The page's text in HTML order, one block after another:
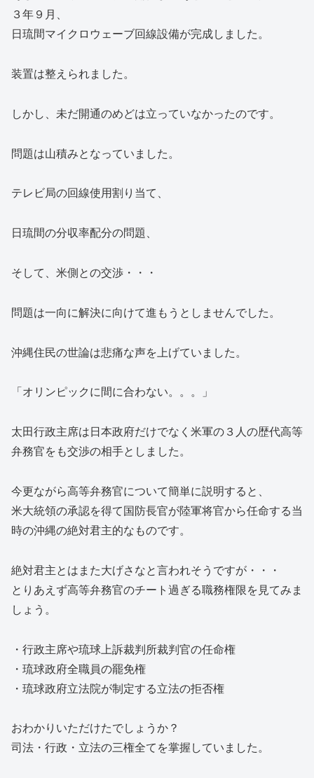
３年９月、
日琉間マイクロウェーブ回線設備が完成しました。
装置は整えられました。
しかし、未だ開通のめどは立っていなかったのです。
問題は山積みとなっていました。
テレビ局の回線使用割り当て、
日琉間の分収率配分の問題、
そして、米側との交渉・・・
問題は一向に解決に向けて進もうとしませんでした。
沖縄住民の世論は悲痛な声を上げていました。
「オリンピックに間に合わない。。。」
太田行政主席は日本政府だけでなく米軍の３人の歴代高等
弁務官をも交渉の相手としました。
今更ながら高等弁務官について簡単に説明すると、
米大統領の承認を得て国防長官が陸軍将官から任命する当
時の沖縄の絶対君主的なものです。
絶対君主とはまた大げさなと言われそうですが・・・
とりあえず高等弁務官のチート過ぎる職務権限を見てみま
しょう。
・行政主席や琉球上訴裁判所裁判官の任命権
・琉球政府全職員の罷免権
・琉球政府立法院が制定する立法の拒否権
おわかりいただけたでしょうか？
司法・行政・立法の三権全てを掌握していました。